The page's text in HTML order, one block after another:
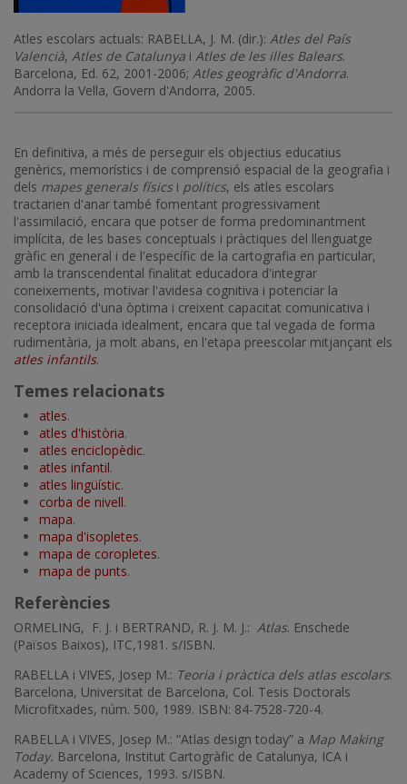
Atles escolars actuals: RABELLA, J. M. (dir.): Atles del País
Valencià, Atles de Catalunya i Atles de les illes Balears.
Barcelona, Ed. 62, 2001-2006; Atles geogràfic d'Andorra.
Andorra la Vella, Govern d'Andorra, 2005.
En definitiva, a més de perseguir els objectius educatius
genèrics, memorístics i de comprensió espacial de la geografia i
dels mapes generals físics i polítics, els atles escolars
tractarien d'anar també fomentant progressivament
l'assimilació, encara que potser de forma predominantment
implícita, de les bases conceptuals i pràctiques del llenguatge
gràfic en general i de l'específic de la cartografia en particular,
amb la transcendental finalitat educadora d'integrar
coneixements, motivar l'avidesa cognitiva i potenciar la
consolidació d'una òptima i creixent capacitat comunicativa i
receptora iniciada idealment, encara que tal vegada de forma
rudimentària, ja molt abans, en l'etapa preescolar mitjançant els
atles infantils.
Temes relacionats
atles.
atles d'història.
atles enciclopèdic.
atles infantil.
atles lingüístic.
corba de nivell.
mapa.
mapa d'isopletes.
mapa de coropletes.
mapa de punts.
Referències
ORMELING, F. J. i BERTRAND, R. J. M. J.: Atlas. Enschede
(Països Baixos), ITC,1981. s/ISBN.
RABELLA i VIVES, Josep M.: Teoria i pràctica dels atlas escolars.
Barcelona, Universitat de Barcelona, Col. Tesis Doctorals
Microfitxades, núm. 500, 1989. ISBN: 84-7528-720-4.
RABELLA i VIVES, Josep M.: “Atlas design today” a Map Making
Today. Barcelona, Institut Cartogràfic de Catalunya, ICA i
Academy of Sciences, 1993. s/ISBN.